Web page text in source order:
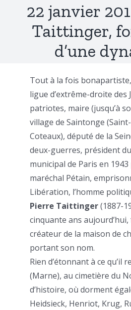
22 janvier
Taittinger,
d’une
Tout à la fois
ligue d’extrême-droite des
patriotes, maire (jusqu’à
village de Saintonge
Coteaux), député de la
deux-guerres, président
municipal de Paris en
maréchal Pétain,
Libération, l’homme
Pierre Taittinger(1887-
cinquante ans
créateur de la maison de
portant son nom.
Rien d’étonnant à ce qu’il
(Marne), au cimetière du
d’histoire, où dorment
Heidsieck, Henriot, Krug,